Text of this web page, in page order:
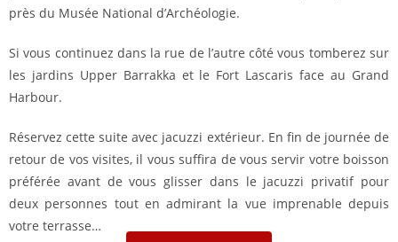
près du Musée National d’Archéologie.
Si vous continuez dans la rue de l’autre côté vous tomberez sur
les jardins Upper Barrakka et le Fort Lascaris face au Grand
Harbour.
Réservez cette suite avec jacuzzi extérieur. En fin de journée de
retour de vos visites, il vous suffira de vous servir votre boisson
préférée avant de vous glisser dans le jacuzzi privatif pour
deux personnes tout en admirant la vue imprenable depuis
votre terrasse…